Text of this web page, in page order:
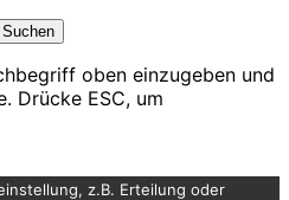
oben einzugeben und
Drücke ESC, um
z.B. Erteilung oder